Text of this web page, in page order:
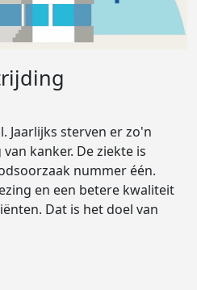
Jaarlijks sterven er zo'n
kanker. De ziekte is
nummer één.
en een betere kwaliteit
Dat is het doel van